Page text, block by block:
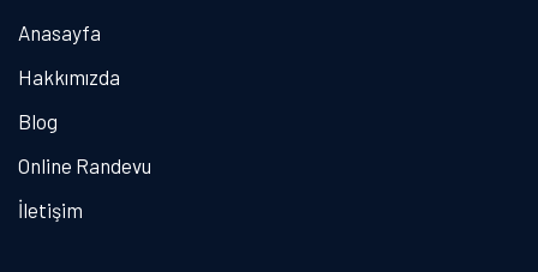
Anasayfa
Hakkımızda
Blog
Online Randevu
İletişim